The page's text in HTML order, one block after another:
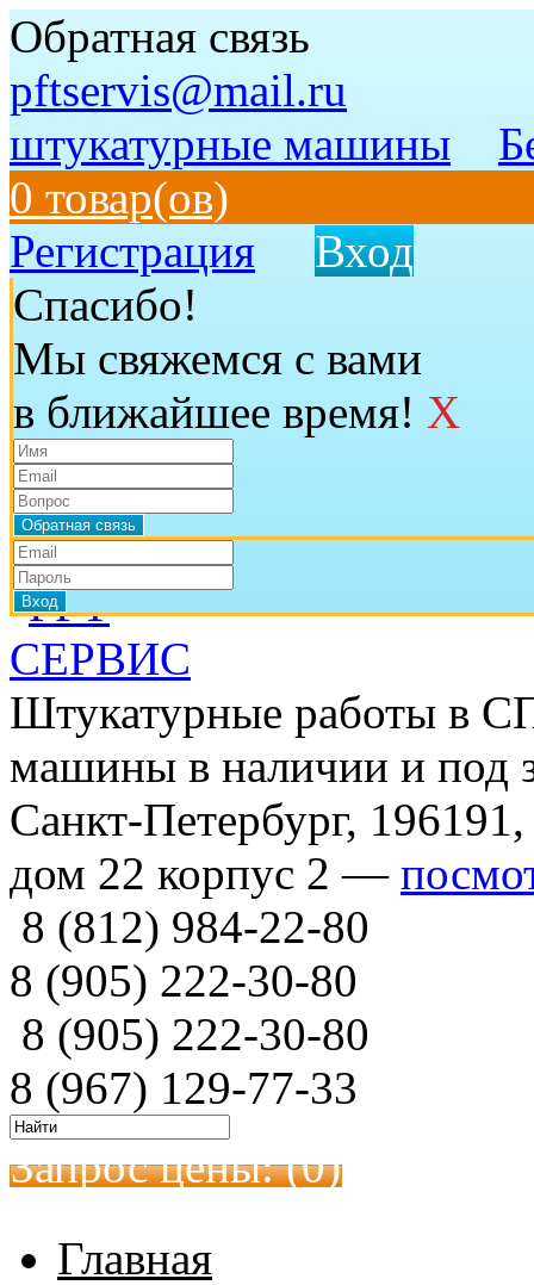
Обратная связь
pftservis@mail.ru
штукатурные машины
0 товар(ов)
Регистрация
Вход
Спасибо!
Мы свяжемся с вами
в ближайшее время! X
Штукатурные работы в
машины в наличии и под
Санкт-Петербург,
дом 22 корпус 2 —
8 (812) 984-22-80
8 (905) 222-30-80
8 (905) 222-30-80
8 (967) 129-77-33
Запрос цены: (0)
Главная